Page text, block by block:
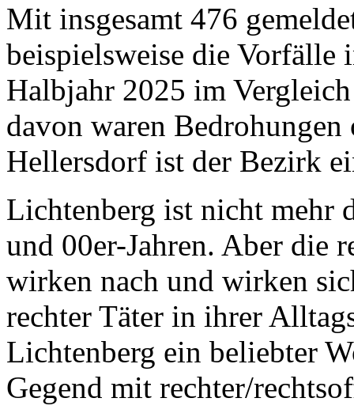
Mit insgesamt 476
beispielsweise die
Halbjahr 2025 im
davon waren
Hellersdorf ist der Bezirk
Lichtenberg ist nicht mehr
und 00er-Jahren. Aber die
wirken nach und wirken
rechter Täter in ihrer
Lichtenberg ein beliebter
Gegend mit rechter/